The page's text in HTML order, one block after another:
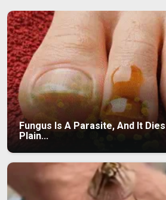
Fungus Is A Parasite, And It
Plain...